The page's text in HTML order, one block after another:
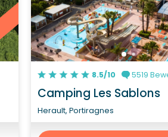
8.5/10 5519
Camping Les Sablons
Herault, Portiragnes